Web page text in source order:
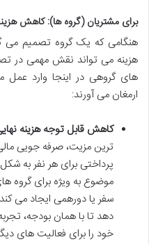
برای مشتریان (گروه ها): کاهش
هنگامی که یک گروه تصمیم می
هزینه می تواند نقش مهمی در
های گروهی در اینجا وارد عمل
ارمغان می آورند:
کاهش قابل توجه هزینه
ترین مزیت، صرفه جویی
پرداختی برای هر نفر به
موضوع به ویژه برای گروه
سفر یا دورهمی ایجاد می
دهد تا با همان بودجه،
خود را برای فعالیت های